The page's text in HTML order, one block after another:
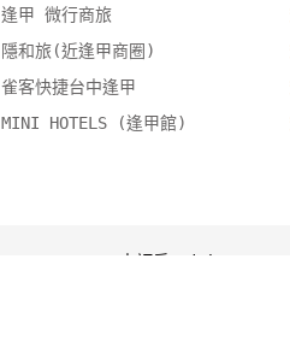
逢甲 微行商旅
隱和旅(近逢甲商圈)
雀客快捷台中逢甲
MINI HOTELS (逢甲館)
一中訂房